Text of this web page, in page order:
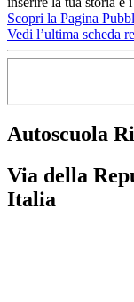
Scopri la Pagina
Vedi l’ultima scheda
Autoscuola
Via della
Italia